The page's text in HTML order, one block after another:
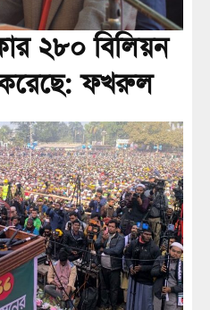
২৮০ বিলিয়ন
ফখরুল